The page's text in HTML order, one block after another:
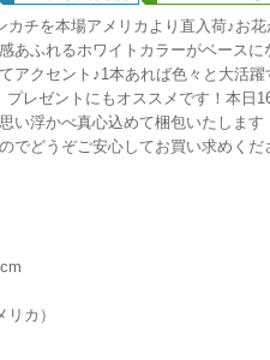
カチを本場アメリカより直入荷♪お
あふれるホワイトカラーがベースに
アクセント♪1本あれば色々と大活
レゼントにもオススメです！本日
い浮かべ真心込めて梱包いたしま
でどうぞご安心してお買い求めくだ
カ）